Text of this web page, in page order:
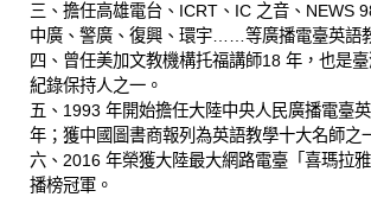
三、擔任高雄電台、ICRT、IC 之音、NEWS
中廣、警廣、復興、環宇……等廣播電臺英語
四、曾任美加文教機構托福講師18 年，也是
紀錄保持人之一。
五、1993 年開始擔任大陸中央人民廣播電臺
年；獲中國圖書商報列為英語教學十大名師之
六、2016 年榮獲大陸最大網路電臺「喜瑪拉
播榜冠軍。